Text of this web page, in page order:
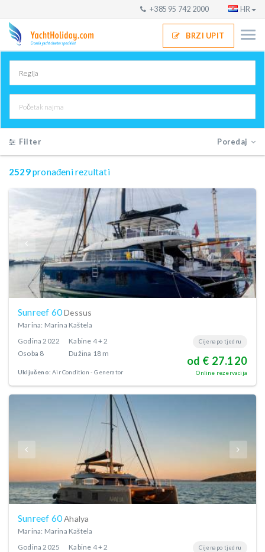
+385 95 742 2000 HR
BRZI UPIT
Filter Poredaj
2529pronađeni rezultati
Sunreef 60Dessus
Marina: Marina Kaštela
Godina 2022 Kabine 4 + 2
Osoba 8 Dužina 18 m
Uključeno: Air Condition Generator
Cijena po tjednu
od € 27.120
Online rezervacija
Sunreef 60Ahalya
Marina: Marina Kaštela
Godina 2025 Kabine 4 + 2
Cijena po tjednu